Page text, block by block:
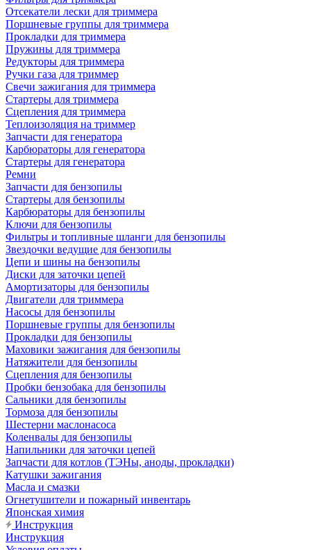
Отсекатели лески для триммера
Поршневые группы для триммера
Прокладки для триммера
Пружины для триммера
Редукторы для триммера
Ручки газа для триммер
Свечи зажигания для триммера
Стартеры для триммера
Сцепления для триммера
Теплоизоляция на триммер
Запчасти для генератора
Карбюраторы для генератора
Стартеры для генератора
Ремни
Запчасти для бензопилы
Стартеры для бензопилы
Карбюраторы для бензопилы
Ключи для бензопилы
Фильтры и топливные шланги для бензопилы
Звездочки ведущие для бензопилы
Цепи и шины на бензопилы
Диски для заточки цепей
Амортизаторы для бензопилы
Двигатели для триммера
Насосы для бензопилы
Поршневые группы для бензопилы
Прокладки для бензопилы
Маховики зажигания для бензопилы
Натяжители для бензопилы
Сцепления для бензопилы
Пробки бензобака для бензопилы
Сальники для бензопилы
Тормоза для бензопилы
Шестерни маслонасоса
Коленвалы для бензопилы
Напильники для заточки цепей
Запчасти для котлов (ТЭНы, аноды, прокладки)
Катушки зажигания
Масла и смазки
Огнетушители и пожарный инвентарь
Японская химия
Инструкция
Инструкция